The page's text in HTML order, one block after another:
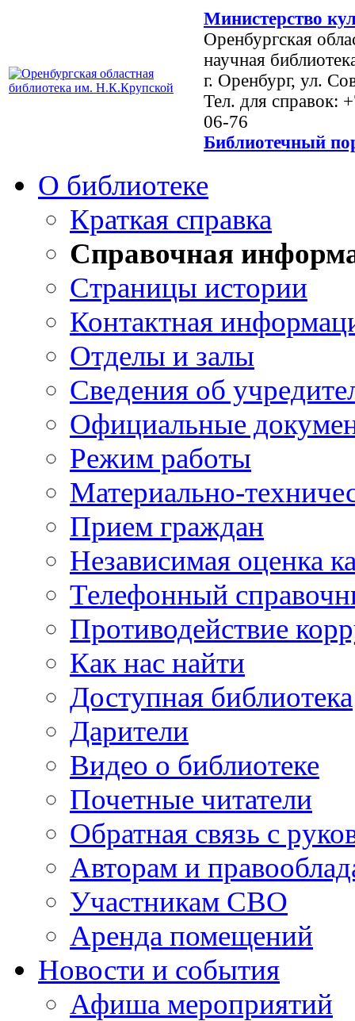
Министерство
Оренбургская
научная
г. Оренбург, ул.
Тел. для справок:
06-76
Библиотечный
О библиотеке
Краткая справка
Справочная
Страницы истории
Контактная
Отделы и залы
Сведения об
Официальные
Режим работы
Материально-
Прием граждан
Независимая оценка
Телефонный
Противодействие
Как нас найти
Доступная библиотека
Дарители
Видео о библиотеке
Почетные читатели
Обратная связь с
Авторам и
Участникам СВО
Аренда помещений
Новости и события
Афиша мероприятий